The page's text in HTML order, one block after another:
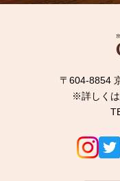
〒604-8854
※詳しくは